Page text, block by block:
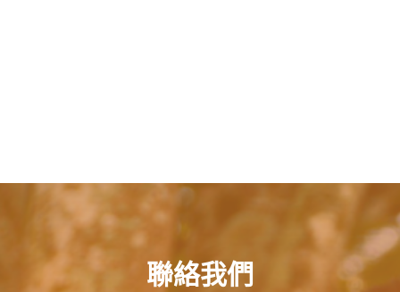
聯絡我們